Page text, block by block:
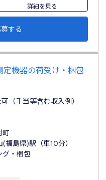
詳細を見る
する
定機器の荷受け・梱包
（手当等含む収入例）
町
福島県)駅（車10分）
グ・梱包